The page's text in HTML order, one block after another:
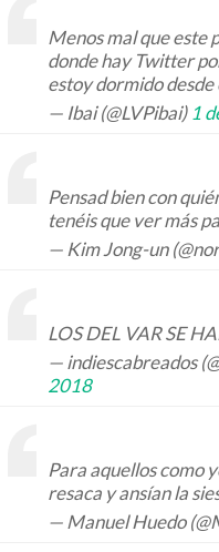
Menos mal que este
donde hay Twitter
estoy dormido
— Ibai (@LVPibai) 1
Pensad bien con
tenéis que ver más
— Kim Jong-un
LOS DEL VAR SE
— indiescabreados
2018
Para aquellos como
resaca y ansían la
— Manuel Huedo